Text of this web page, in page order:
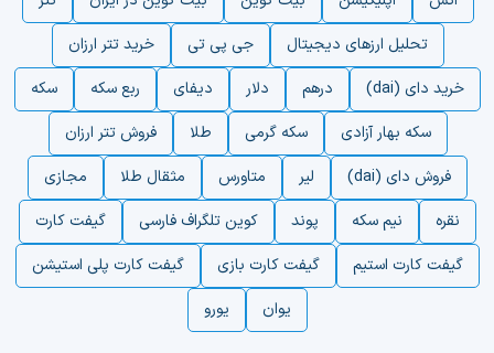
تحلیل ارزهای دیجیتال
جی پی تی
خرید تتر ارزان
خرید دای (dai)
درهم دلار دیفای ربع سکه
سکه
سکه بهار آزادی
سکه گرمی طلا
فروش تتر ارزان
فروش دای (dai)
لیر متاورس مثقال طلا
مجازی
نقره
نیم سکه پوند کوین تلگراف فارسی
گیفت کارت
گیفت کارت استیم
گیفت کارت بازی
گیفت کارت پلی استیشن
یوان
یورو